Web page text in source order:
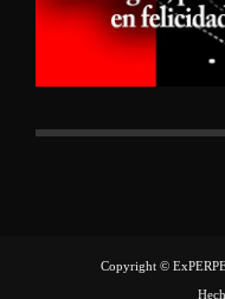
Copyright ©